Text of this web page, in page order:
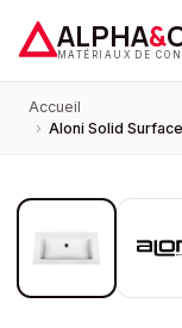
ALPHA&
MATÉRIAUX DE
Accueil
› Aloni Solid
PROMOTION